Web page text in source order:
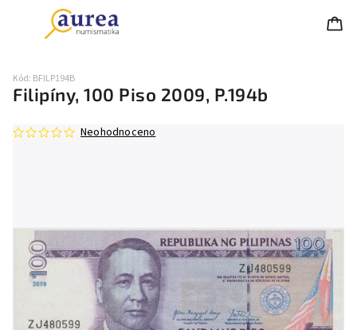
Filipíny, 100 Piso 2009, P.194b
Kód: BFILP194B
Neohodnoceno